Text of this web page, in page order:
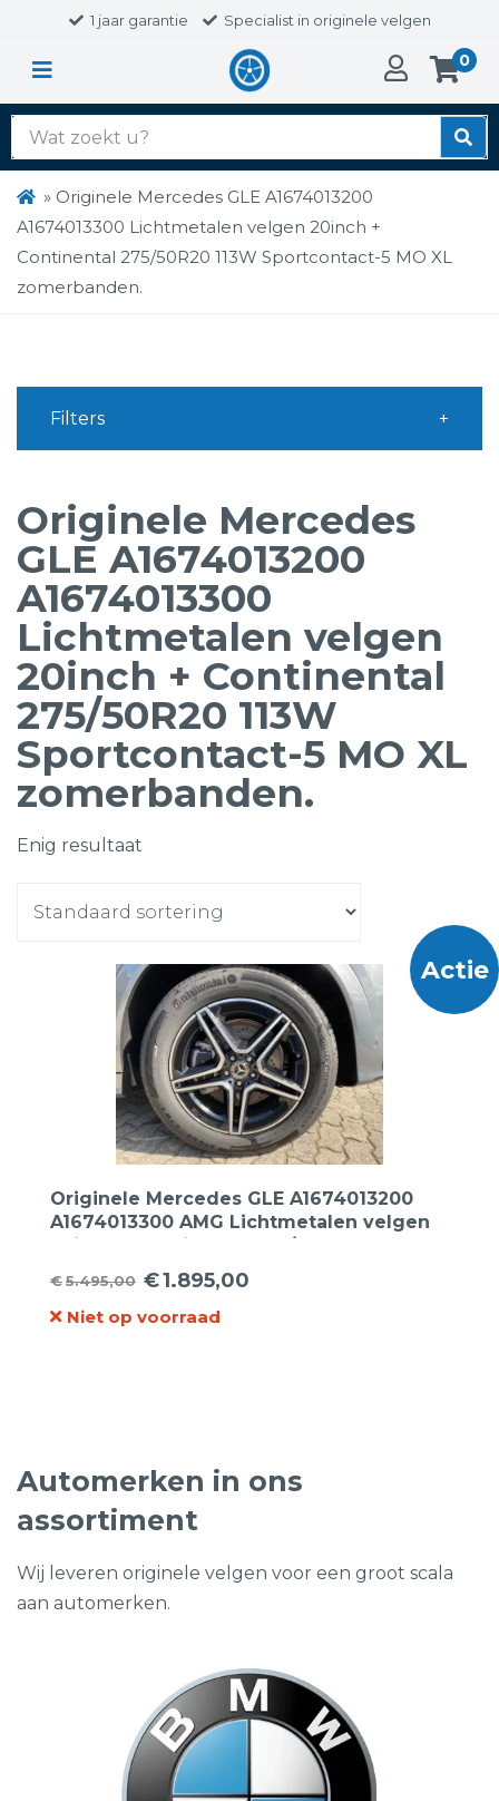
1 jaar garantie Specialist in originele velgen
0
Zoek
naar:
» Originele Mercedes GLE A1674013200
A1674013300 Lichtmetalen velgen 20inch +
Continental 275/50R20 113W Sportcontact-5 MO XL
zomerbanden.
Originele Mercedes
GLE A1674013200
A1674013300
Lichtmetalen velgen
20inch + Continental
275/50R20 113W
Sportcontact-5 MO XL
zomerbanden.
Enig resultaat
Actie
Originele Mercedes GLE A1674013200
A1674013300 AMG Lichtmetalen velgen
20inch + Continental 275/50R20 113W
Sportcontact-5 MO XL zomerbanden.
€5.495,00
Oorspronkelijke
prijs
€1.895,00
Huidige
prijs
Niet op voorraad
Filters
Automerken in ons
assortiment
Wij leveren originele velgen voor een groot scala
aan automerken.